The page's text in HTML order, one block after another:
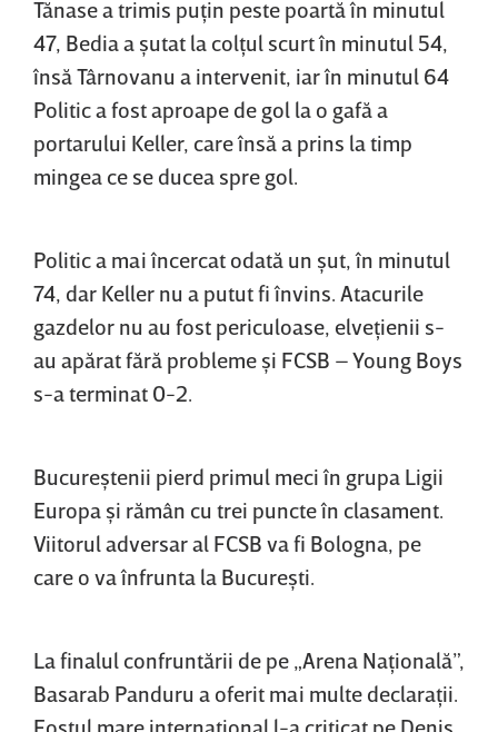
Tănase a trimis puţin peste poartă în minutul
47, Bedia a şutat la colţul scurt în minutul 54,
însă Târnovanu a intervenit, iar în minutul 64
Politic a fost aproape de gol la o gafă a
portarului Keller, care însă a prins la timp
mingea ce se ducea spre gol.
Politic a mai încercat odată un şut, în minutul
74, dar Keller nu a putut fi învins. Atacurile
gazdelor nu au fost periculoase, elveţienii s-
au apărat fără probleme şi FCSB – Young Boys
s-a terminat 0-2.
Bucureştenii pierd primul meci în grupa Ligii
Europa şi rămân cu trei puncte în clasament.
Viitorul adversar al FCSB va fi Bologna, pe
care o va înfrunta la Bucureşti.
La finalul confruntării de pe „Arena Naţională”,
Basarab Panduru a oferit mai multe declaraţii.
Fostul mare internaţional l-a criticat pe Denis